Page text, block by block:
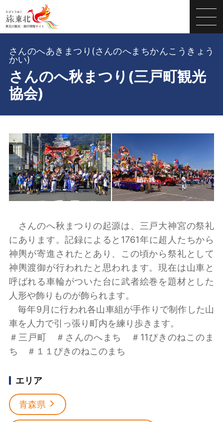
さんのへ秋まつり(三戸町観光
協会)
さんのへあきまつり(さんのへまちかんこうきょう
かい)
さんのへ秋まつりの起源は、三戸大神宮の祭礼
にあります。記録によると1761年に超人たちから
神輿が寄進されたとあり、この頃から祭礼として
神輿渡御が行われたと思われます。現在は山車と
呼ばれる車輪がついた台に武者絵巻を題材とした
人形や飾りものが飾られます。
毎年9月に行われ各山車組が手作りで制作した山
車を人力で引っ張り町内を練り歩きます。
＃三戸町 ＃さんのへまち ＃11ぴきのねこのま
ち ＃１１ぴきのねこのまち
エリア
青森県